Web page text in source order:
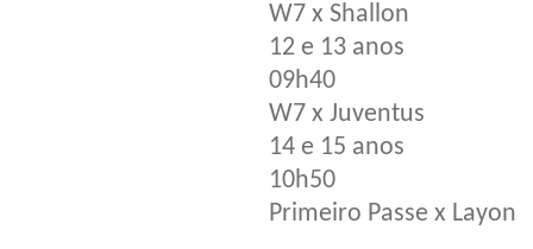
W7 x Shallon
12 e 13 anos
09h40
W7 x Juventus
14 e 15 anos
10h50
Primeiro Passe x Layon